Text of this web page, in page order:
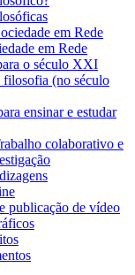
em Rede
em Rede
o século XXI
filosofia (no século
ensinar e estudar
colaborativo e
publicação de vídeo